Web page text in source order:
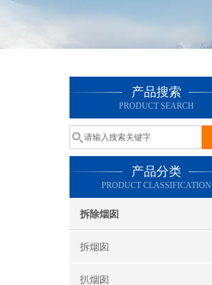
产品搜索
PRODUCT SEARCH
产品分类
PRODUCT CLASSIFICATION
拆除烟囱
拆烟囱
扒烟囱